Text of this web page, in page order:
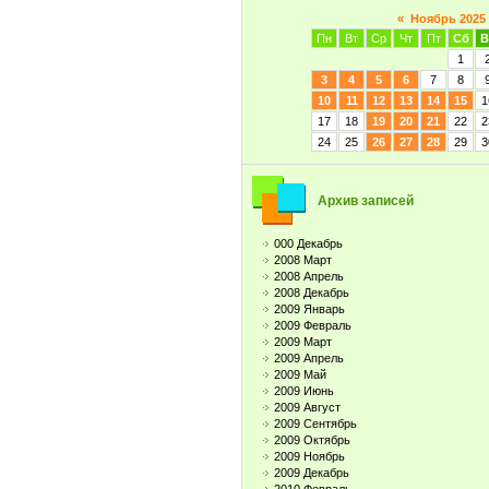
« Ноябрь 2025
Пн
Вт Ср Чт Пт Сб
1
3
4 5 6 7 8
10
11 12 13 14 15
17
18 19 20 21 22
24
25 26 27 28 29
Архив записей
000 Декабрь
2008 Март
2008 Апрель
2008 Декабрь
2009 Январь
2009 Февраль
2009 Март
2009 Апрель
2009 Май
2009 Июнь
2009 Август
2009 Сентябрь
2009 Октябрь
2009 Ноябрь
2009 Декабрь